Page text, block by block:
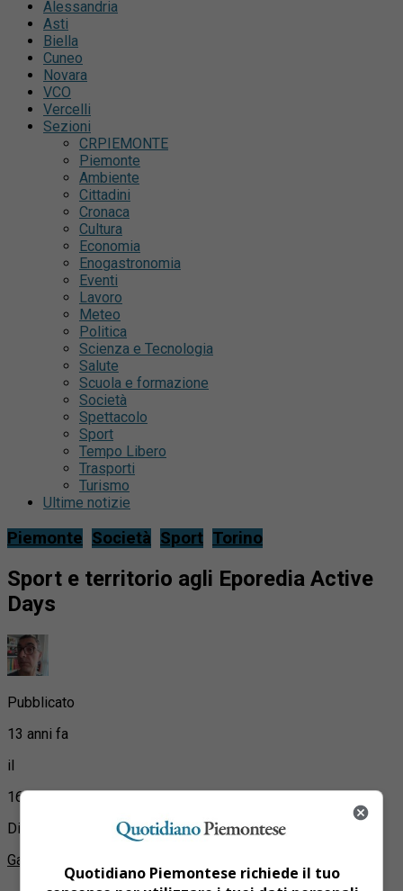
Alessandria
Asti
Biella
Cuneo
Novara
VCO
Vercelli
Sezioni
CRPIEMONTE
Piemonte
Ambiente
Cittadini
Cronaca
Cultura
Economia
Enogastronomia
Eventi
Lavoro
Meteo
Politica
Scienza e Tecnologia
Salute
Scuola e formazione
Società
Spettacolo
Sport
Tempo Libero
Trasporti
Turismo
Ultime notizie
Piemonte Società Sport Torino
Sport e territorio agli Eporedia Active
Days
Pubblicato
13 anni fa
il
16 Giugno 2013
Di
Gabriele Farina
Quotidiano Piemontese richiede il tuo